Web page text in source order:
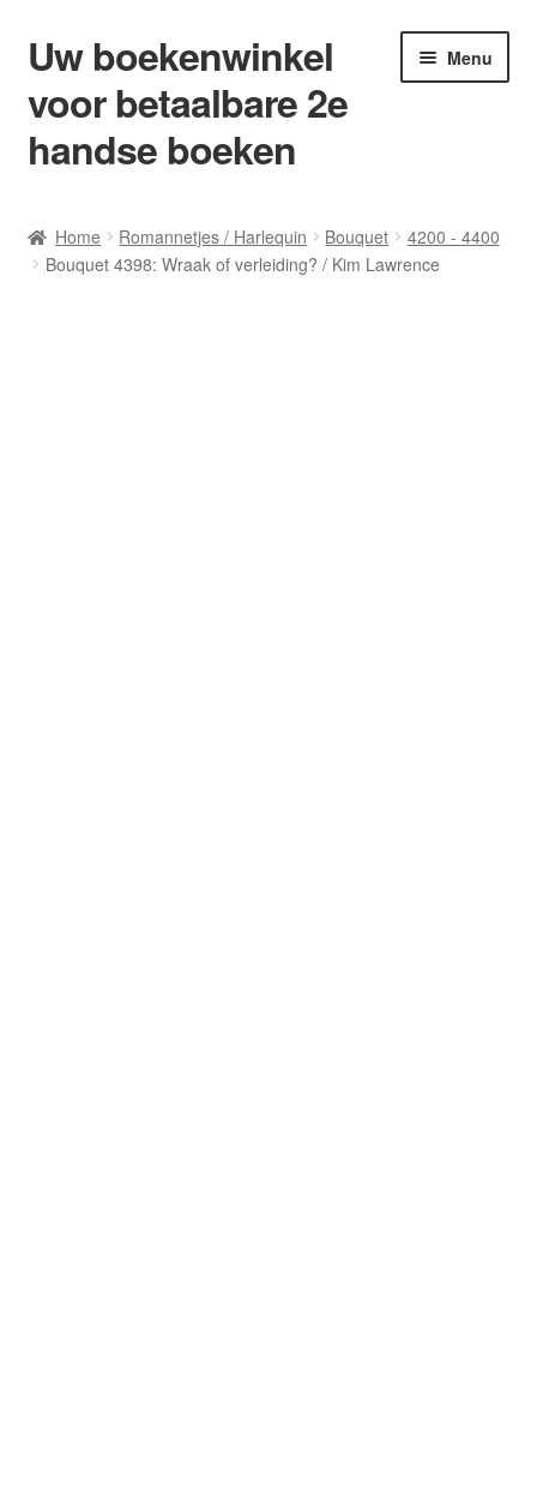
Ga
door
naar
navigatie
Ga
naar
de
inhoud
Uw boekenwinkel
voor betaalbare 2e
handse boeken
Menu
Afrekenen
Home Romannetjes / Harlequin Bouquet
4200 - 4400
Bouquet 4398: Wraak of verleiding? / Kim Lawrence